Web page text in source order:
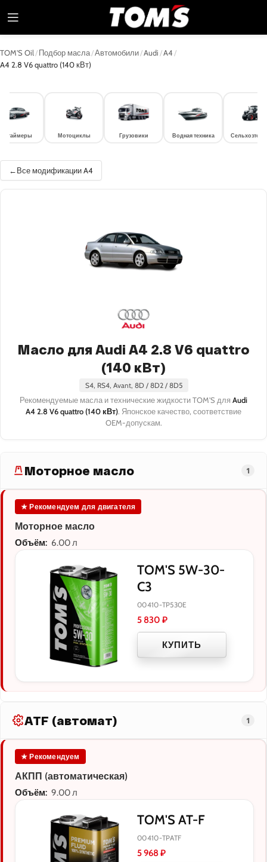
TOM'S Oil /Подбор масла/Автомобили/Audi /A4 /
A4 2.8 V6 quattro (140 кВт)
Мотоциклы Грузовики Водная техника
Все модификации A4
Масло для Audi A4 2.8 V6 quattro
(140 кВт)
S4, RS4, Avant, 8D / 8D2 / 8D5
Рекомендуемые масла и технические жидкости TOM'S для Audi
A4 2.8 V6 quattro (140 кВт). Японское качество, соответствие
OEM-допускам.
Моторное масло 1
★ Рекомендуем для двигателя
Моторное масло
Объём: 6.00 л
TOM'S 5W-30-
C3
00410-TP530E
5 830 ₽
КУПИТЬ
ATF (автомат) 1
★ Рекомендуем
АКПП (автоматическая)
Объём: 9.00 л
TOM'S AT-F
00410-TPATF
5 968₽